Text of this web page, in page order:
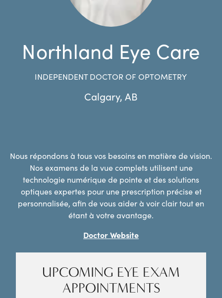
Northland Eye Care
INDEPENDENT DOCTOR OF OPTOMETRY
Calgary, AB
Nous répondons à tous vos besoins en matière de vision.
Nos examens de la vue complets utilisent une
technologie numérique de pointe et des solutions
optiques expertes pour une prescription précise et
personnalisée, afin de vous aider à voir clair tout en
étant à votre avantage.
Doctor Website
UPCOMING EYE EXAM
APPOINTMENTS